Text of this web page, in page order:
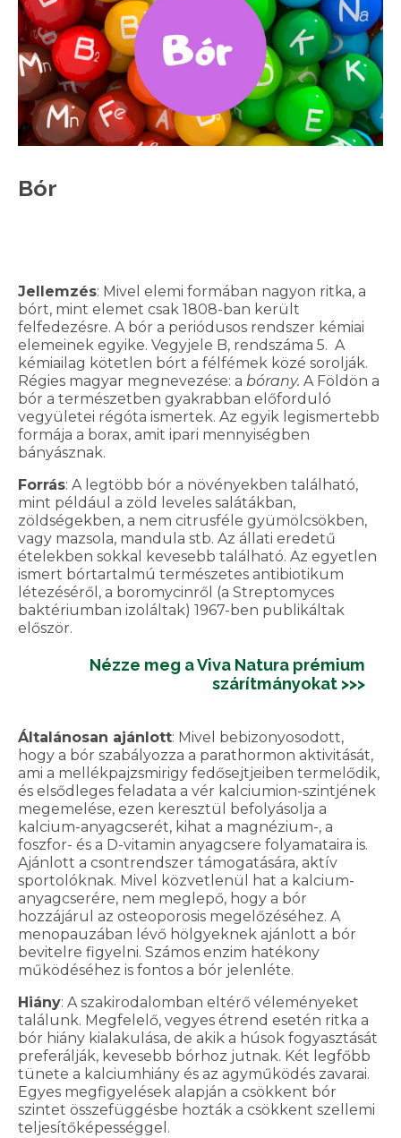
Bór
Jellemzés: Mivel elemi formában nagyon ritka, a
bórt, mint elemet csak 1808-ban került
felfedezésre. A bór a periódusos rendszer kémiai
elemeinek egyike. Vegyjele B, rendszáma 5. A
kémiailag kötetlen bórt a félfémek közé sorolják.
Régies magyar megnevezése: a bórany. A Földön a
bór a természetben gyakrabban előforduló
vegyületei régóta ismertek. Az egyik legismertebb
formája a borax, amit ipari mennyiségben
bányásznak.
Forrás: A legtöbb bór a növényekben található,
mint például a zöld leveles salátákban,
zöldségekben, a nem citrusféle gyümölcsökben,
vagy mazsola, mandula stb. Az állati eredetű
ételekben sokkal kevesebb található. Az egyetlen
ismert bórtartalmú természetes antibiotikum
létezéséről, a boromycinről (a Streptomyces
baktériumban izoláltak) 1967-ben publikáltak
először.
Nézze meg a Viva Natura prémium
szárítmányokat >>>
Általánosan ajánlott: Mivel bebizonyosodott,
hogy a bór szabályozza a parathormon aktivitását,
ami a mellékpajzsmirigy fedősejtjeiben termelődik,
és elsődleges feladata a vér kalciumion-szintjének
megemelése, ezen keresztül befolyásolja a
kalcium-anyagcserét, kihat a magnézium-, a
foszfor- és a D-vitamin anyagcsere folyamataira is.
Ajánlott a csontrendszer támogatására, aktív
sportolóknak. Mivel közvetlenül hat a kalcium-
anyagcserére, nem meglepő, hogy a bór
hozzájárul az osteoporosis megelőzéséhez. A
menopauzában lévő hölgyeknek ajánlott a bór
bevitelre figyelni. Számos enzim hatékony
működéséhez is fontos a bór jelenléte.
Hiány: A szakirodalomban eltérő véleményeket
találunk. Megfelelő, vegyes étrend esetén ritka a
bór hiány kialakulása, de akik a húsok fogyasztását
preferálják, kevesebb bórhoz jutnak. Két legfőbb
tünete a kalciumhiány és az agyműködés zavarai.
Egyes megfigyelések alapján a csökkent bór
szintet összefüggésbe hozták a csökkent szellemi
teljesítőképességgel.